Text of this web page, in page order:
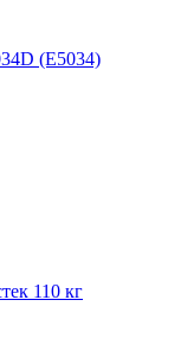
(E5034)
110 кг